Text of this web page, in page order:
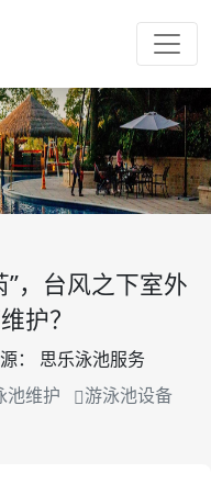
”，台风之下室外
护？
：
思乐泳池服务
池维护 游泳池设备